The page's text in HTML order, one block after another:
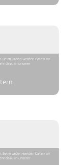
Beim Laden werden Daten an
dazu in unserer
Beim Laden werden Daten an
dazu in unserer